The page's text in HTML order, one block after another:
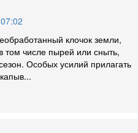
клочок земли,
том числе пырей или сныть,
Особых усилий прилагать